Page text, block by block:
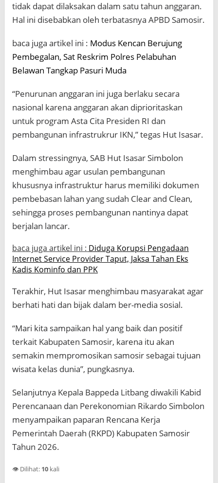
tidak dapat dilaksakan dalam satu tahun anggaran.
Hal ini disebabkan oleh terbatasnya APBD Samosir.
baca juga artikel ini : Modus Kencan Berujung
Pembegalan, Sat Reskrim Polres Pelabuhan
Belawan Tangkap Pasuri Muda
“Penurunan anggaran ini juga berlaku secara
nasional karena anggaran akan diprioritaskan
untuk program Asta Cita Presiden RI dan
pembangunan infrastrukrur IKN,” tegas Hut Isasar.
Dalam stressingnya, SAB Hut Isasar Simbolon
menghimbau agar usulan pembangunan
khususnya infrastruktur harus memiliki dokumen
pembebasan lahan yang sudah Clear and Clean,
sehingga proses pembangunan nantinya dapat
berjalan lancar.
baca juga artikel ini : Diduga Korupsi Pengadaan
Internet Service Provider Taput, Jaksa Tahan Eks
Kadis Kominfo dan PPK
Terakhir, Hut Isasar menghimbau masyarakat agar
berhati hati dan bijak dalam ber-media sosial.
“Mari kita sampaikan hal yang baik dan positif
terkait Kabupaten Samosir, karena itu akan
semakin mempromosikan samosir sebagai tujuan
wisata kelas dunia”, pungkasnya.
Selanjutnya Kepala Bappeda Litbang diwakili Kabid
Perencanaan dan Perekonomian Rikardo Simbolon
menyampaikan paparan Rencana Kerja
Pemerintah Daerah (RKPD) Kabupaten Samosir
Tahun 2026.
👁️ Dilihat: 10 kali